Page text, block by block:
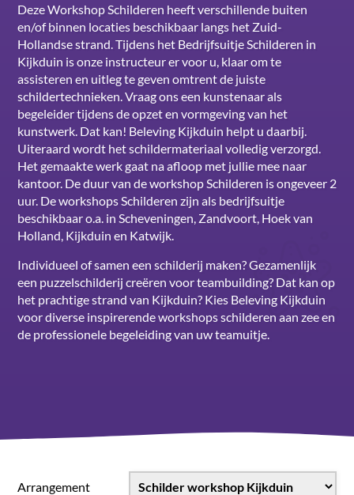
Deze Workshop Schilderen heeft verschillende buiten
en/of binnen locaties beschikbaar langs het Zuid-
Hollandse strand. Tijdens het Bedrijfsuitje Schilderen in
Kijkduin is onze instructeur er voor u, klaar om te
assisteren en uitleg te geven omtrent de juiste
schildertechnieken. Vraag ons een kunstenaar als
begeleider tijdens de opzet en vormgeving van het
kunstwerk. Dat kan! Beleving Kijkduin helpt u daarbij.
Uiteraard wordt het schildermateriaal volledig verzorgd.
Het gemaakte werk gaat na afloop met jullie mee naar
kantoor. De duur van de workshop Schilderen is ongeveer 2
uur. De workshops Schilderen zijn als bedrijfsuitje
beschikbaar o.a. in Scheveningen, Zandvoort, Hoek van
Holland, Kijkduin en Katwijk.
Individueel of samen een schilderij maken? Gezamenlijk
een puzzelschilderij creëren voor teambuilding? Dat kan op
het prachtige strand van Kijkduin? Kies Beleving Kijkduin
voor diverse inspirerende workshops schilderen aan zee en
de professionele begeleiding van uw teamuitje.
Arrangement